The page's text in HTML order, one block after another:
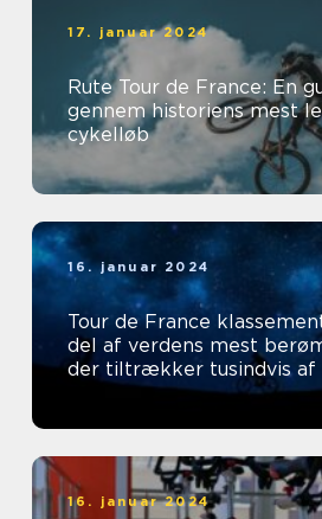
17. januar 2024
Rute Tour de France: En
gennem historiens mest
cykelløb
16. januar 2024
Tour de France
del af verdens mest
der tiltrækker tusindvis af
tv-seere hvert år
16. januar 2024